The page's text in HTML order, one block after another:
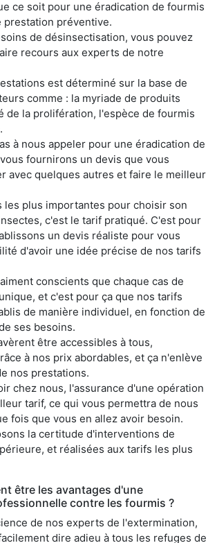
ce soit pour une éradication de fourmis
prestation préventive.
de désinsectisation, vous pouvez
recours aux experts de notre
est déterminé sur la base de
comme : la myriade de produits
de la prolifération, l'espèce de fourmis
à nous appeler pour une éradication de
fournirons un devis que vous
avec quelques autres et faire le meilleur
les plus importantes pour choisir son
c'est le tarif pratiqué. C'est pour
un devis réaliste pour vous
d'avoir une idée précise de nos tarifs
conscients que chaque cas de
et c'est pour ça que nos tarifs
de manière individuel, en fonction de
ses besoins.
être accessibles à tous,
à nos prix abordables, et ça n'enlève
nos prestations.
chez nous, l'assurance d'une opération
tarif, ce qui vous permettra de nous
fois que vous en allez avoir besoin.
la certitude d'interventions de
et réalisées aux tarifs les plus
être les avantages d'une
contre les fourmis ?
de nos experts de l'extermination,
dire adieu à tous les refuges de